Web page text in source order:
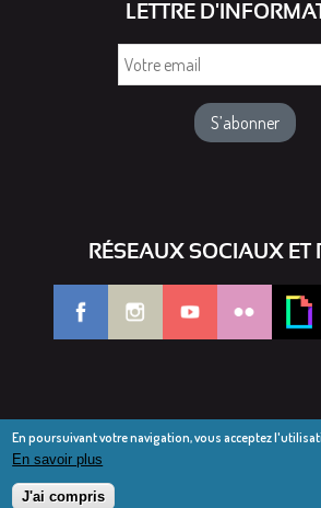
LETTRE
RÉSEAUX SOCIAUX ET
© Diocèse de Saint-Dié 2016-2025
En poursuivant votre navigation, vous acceptez
En savoir plus
J'ai compris